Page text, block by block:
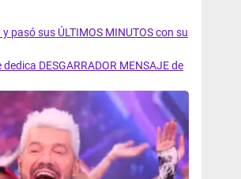
pasó sus ÚLTIMOS MINUTOS con su
DESGARRADOR MENSAJE de